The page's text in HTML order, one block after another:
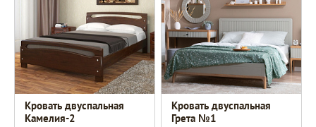
Кровать двуспальная
Камелия-2
Кровать двуспальная
Грета №1